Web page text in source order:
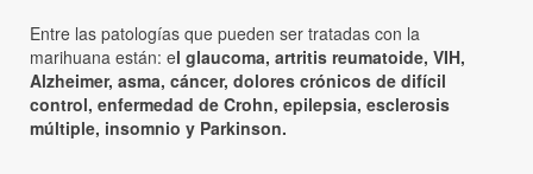
Entre las patologías que pueden ser tratadas con la
marihuana están: el glaucoma, artritis reumatoide, VIH,
Alzheimer, asma, cáncer, dolores crónicos de difícil
control, enfermedad de Crohn, epilepsia, esclerosis
múltiple, insomnio y Parkinson.